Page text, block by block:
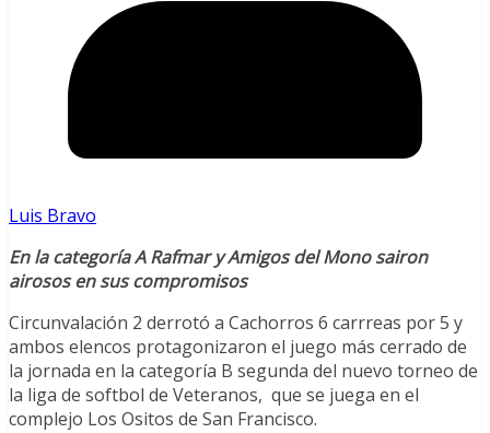
Luis Bravo
En la categoría A Rafmar y Amigos del Mono sairon
airosos en sus compromisos
Circunvalación 2 derrotó a Cachorros 6 carrreas por 5 y
ambos elencos protagonizaron el juego más cerrado de
la jornada en la categoría B segunda del nuevo torneo de
la liga de softbol de Veteranos, que se juega en el
complejo Los Ositos de San Francisco.